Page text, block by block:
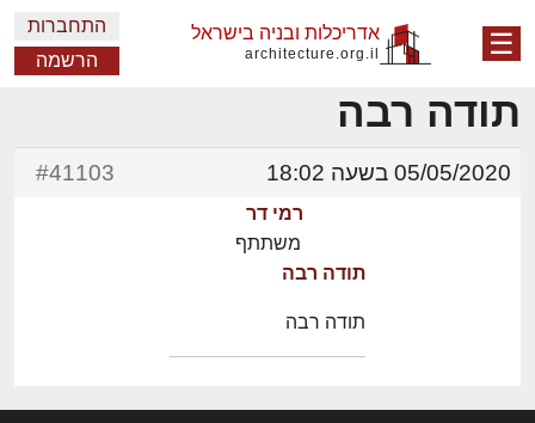
☰ אדריכלות ובניה בישראל
architecture.org.il
התחברות
הרשמה
תודה רבה
05/05/2020 בשעה 18:02 #41103
רמי דר
משתתף
תודה רבה
תודה רבה